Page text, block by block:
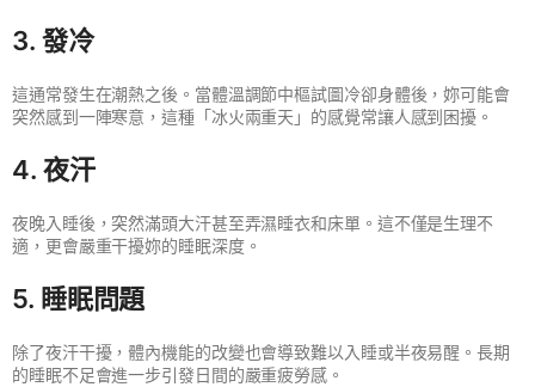
3. 發冷
這通常發生在潮熱之後。當體溫調節中樞試圖冷卻身體後，妳可能會
突然感到一陣寒意，這種「冰火兩重天」的感覺常讓人感到困擾。
4. 夜汗
夜晚入睡後，突然滿頭大汗甚至弄濕睡衣和床單。這不僅是生理不
適，更會嚴重干擾妳的睡眠深度。
5. 睡眠問題
除了夜汗干擾，體內機能的改變也會導致難以入睡或半夜易醒。長期
的睡眠不足會進一步引發日間的嚴重疲勞感。